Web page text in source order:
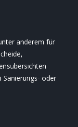
anderem für
Sanierungs- oder